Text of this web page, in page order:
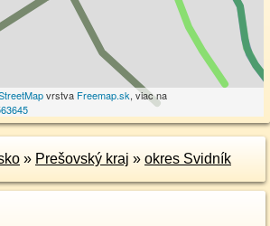
vrstva Freemap.sk, viac na
» Prešovský kraj » okres Svidník